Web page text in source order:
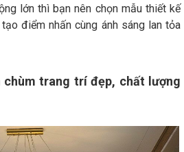
lớn thì bạn nên chọn mẫu thiết kế
điểm nhấn cùng ánh sáng lan tỏa
trang trí đẹp, chất lượng